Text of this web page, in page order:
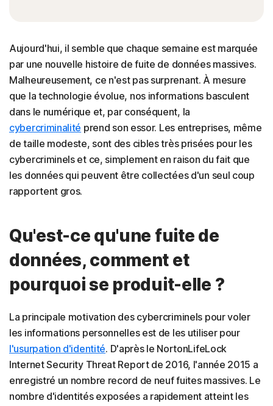
Aujourd'hui, il semble que chaque semaine est marquée
par une nouvelle histoire de fuite de données massives.
Malheureusement, ce n'est pas surprenant. À mesure
que la technologie évolue, nos informations basculent
dans le numérique et, par conséquent, la
cybercriminalité prend son essor. Les entreprises, même
de taille modeste, sont des cibles très prisées pour les
cybercriminels et ce, simplement en raison du fait que
les données qui peuvent être collectées d'un seul coup
rapportent gros.
Qu'est-ce qu'une fuite de
données, comment et
pourquoi se produit-elle ?
La principale motivation des cybercriminels pour voler
les informations personnelles est de les utiliser pour
l'usurpation d'identité. D'après le NortonLifeLock
Internet Security Threat Report de 2016, l'année 2015 a
enregistré un nombre record de neuf fuites massives. Le
nombre d'identités exposées a rapidement atteint les